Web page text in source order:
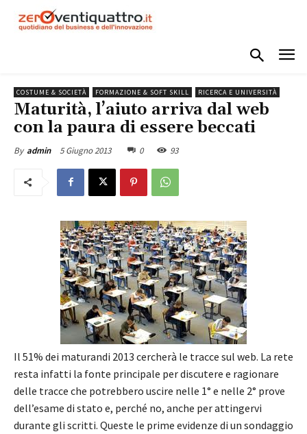
COSTUME & SOCIETÀ FORMAZIONE & SOFT SKILL RICERCA E UNIVERSITÀ
Maturità, l’aiuto arriva dal web
con la paura di essere beccati
By admin 5 Giugno 2013 0 93
Il 51% dei maturandi 2013 cercherà le tracce sul web. La rete
resta infatti la fonte principale per discutere e ragionare
delle tracce che potrebbero uscire nelle 1° e nelle 2° prove
dell’esame di stato e, perché no, anche per attingervi
durante gli scritti. Queste le prime evidenze di un sondaggio